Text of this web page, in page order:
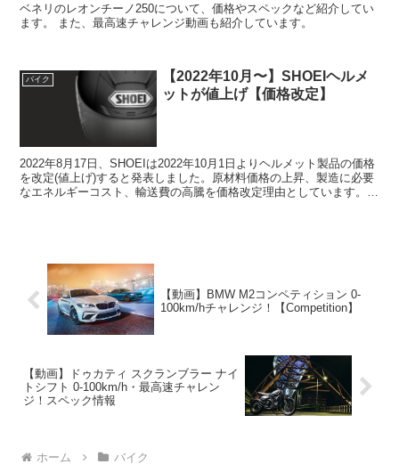
ベネリのレオンチーノ250について、価格やスペックなど紹介してい
ます。 また、最高速チャレンジ動画も紹介しています。
バイク
【2022年10月〜】SHOEIヘルメ
ットが値上げ【価格改定】
2022年8月17日、SHOEIは2022年10月1日よりヘルメット製品の価格
を改定(値上げ)すると発表しました。原材料価格の上昇、製造に必要
なエネルギーコスト、輸送費の高騰を価格改定理由としています。原
【動画】BMW M2コンペティション 0-
100km/hチャレンジ！【Competition】
【動画】ドゥカティ スクランブラー ナイ
トシフト 0-100km/h・最高速チャレン
ジ！スペック情報
ホーム バイク